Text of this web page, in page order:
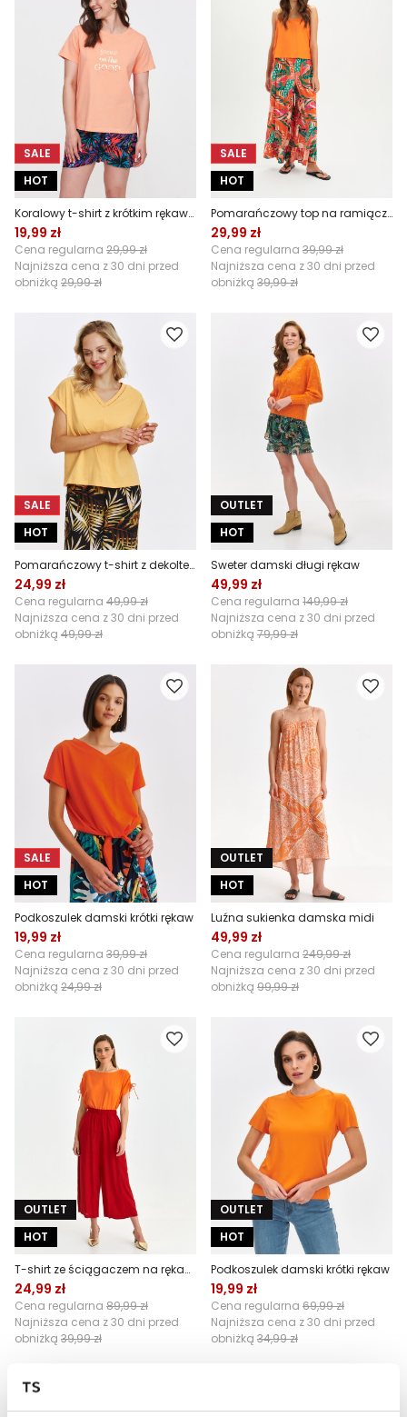
SALE
HOT
Koralowy t-shirt z krótkim rękawem
19,99 zł
Cena regularna 29,99 zł
Najniższa cena z 30 dni przed
obniżką 29,99 zł
SALE
HOT
Pomarańczowy top na ramiączkach
29,99 zł
Cena regularna 39,99 zł
Najniższa cena z 30 dni przed
obniżką 39,99 zł
SALE
HOT
Pomarańczowy t-shirt z dekoltem v-neck
24,99 zł
Cena regularna 49,99 zł
Najniższa cena z 30 dni przed
obniżką 49,99 zł
OUTLET
HOT
Sweter damski długi rękaw
49,99 zł
Cena regularna 149,99 zł
Najniższa cena z 30 dni przed
obniżką 79,99 zł
SALE
HOT
Podkoszulek damski krótki rękaw
19,99 zł
Cena regularna 39,99 zł
Najniższa cena z 30 dni przed
obniżką 24,99 zł
OUTLET
HOT
Luźna sukienka damska midi
49,99 zł
Cena regularna 249,99 zł
Najniższa cena z 30 dni przed
obniżką 99,99 zł
OUTLET
HOT
T-shirt ze ściągaczem na rękawie
24,99 zł
Cena regularna 89,99 zł
Najniższa cena z 30 dni przed
obniżką 39,99 zł
OUTLET
HOT
Podkoszulek damski krótki rękaw
19,99 zł
Cena regularna 69,99 zł
Najniższa cena z 30 dni przed
obniżką 34,99 zł